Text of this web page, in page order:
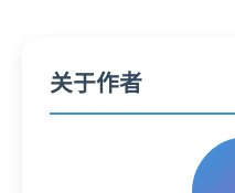
关于作者